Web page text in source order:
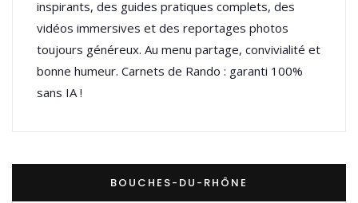
inspirants, des guides pratiques complets, des
vidéos immersives et des reportages photos
toujours généreux. Au menu partage, convivialité et
bonne humeur. Carnets de Rando : garanti 100%
sans IA !
BOUCHES-DU-RHÔNE